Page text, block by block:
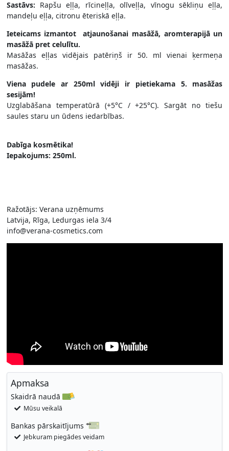
Sastāvs: Rapšu eļļa, rīcineļļa, olīveļļa, vīnogu sēkliņu eļļa,
mandeļu eļļa, citronu ēteriskā eļļa.
Ieteicams izmantot atjaunošanai masāžā, aromterapijā un
masāžā pret celulītu.
Masāžas eļļas vidējais patēriņš ir 50. ml vienai ķermeņa
masāžas.
Viena pudele ar 250ml vidēji ir pietiekama 5. masāžas
sesijām!
Uzglabāšana temperatūrā (+5°C / +25°C). Sargāt no tiešu
saules staru un ūdens iedarbības.
Dabīga kosmētika!
Iepakojums: 250ml.
Ražotājs: Verana uzņēmums
Latvija, Rīga, Ledurgas iela 3/4
info@verana-cosmetics.com
Apmaksa
Skaidrā naudā
Mūsu veikalā
Bankas pārskaitījums
Jebkuram piegādes veidam